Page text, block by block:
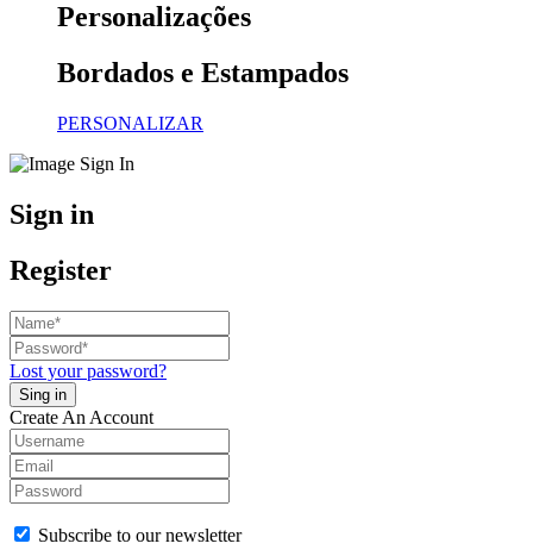
Personalizações
Bordados e Estampados
PERSONALIZAR
Sign in
Register
Lost your password?
Create An Account
Subscribe to our newsletter